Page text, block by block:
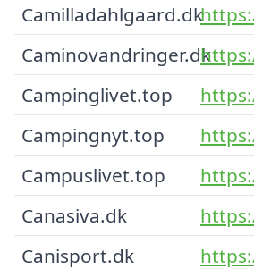
Camilladahlgaard.dk
Caminovandringer.dk
Campinglivet.top
Campingnyt.top
Campuslivet.top
Canasiva.dk
Canisport.dk